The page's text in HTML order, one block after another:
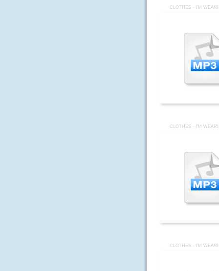
CLOTHES - I'M
CLOTHES - I'M
CLOTHES - I'M